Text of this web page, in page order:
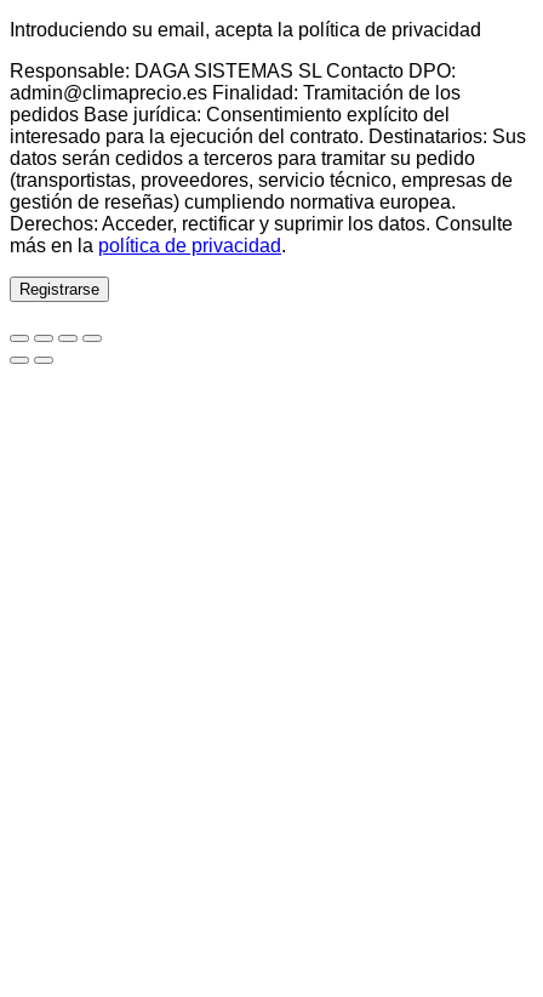
Introduciendo su email, acepta la política de privacidad
Responsable: DAGA SISTEMAS SL Contacto DPO:
admin@climaprecio.es Finalidad: Tramitación de los
pedidos Base jurídica: Consentimiento explícito del
interesado para la ejecución del contrato. Destinatarios: Sus
datos serán cedidos a terceros para tramitar su pedido
(transportistas, proveedores, servicio técnico, empresas de
gestión de reseñas) cumpliendo normativa europea.
Derechos: Acceder, rectificar y suprimir los datos. Consulte
más en la política de privacidad.
Registrarse